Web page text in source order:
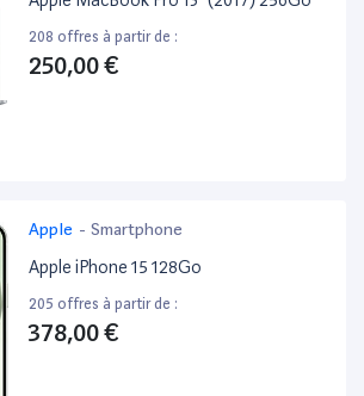
208 offres à partir de :
250,00 €
Apple - Smartphone
Apple iPhone 15 128Go
205 offres à partir de :
378,00 €